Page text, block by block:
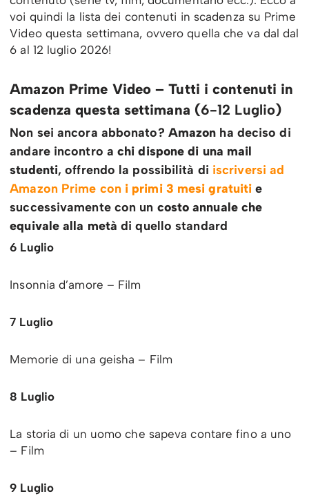
voi quindi la lista dei contenuti in scadenza su Prime
Video questa settimana, ovvero quella che va dal dal
6 al 12 luglio 2026!
Amazon Prime Video – Tutti i contenuti in
scadenza questa settimana (6-12 Luglio)
Non sei ancora abbonato? Amazon ha deciso di
andare incontro a chi dispone di una mail
studenti, offrendo la possibilità di iscriversi ad
Amazon Prime coni primi 3 mesi gratuiti e
successivamente con un costo annuale che
equivale alla metà di quello standard
6 Luglio
Insonnia d’amore – Film
7 Luglio
Memorie di una geisha – Film
8 Luglio
La storia di un uomo che sapeva contare fino a uno
– Film
9 Luglio